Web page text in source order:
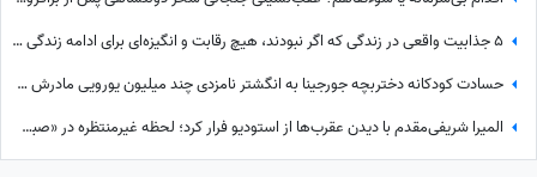
5 جذابیت واقعی در زندگی که اگر نبودند، هیچ رقابت و انگیزه‌ای برای ادامه زندگی وجود نداشت! آخریش از همه مهم‌تره!
حسادت کودکانه دختربچه جورجینا به انگشتر نامزدی چند میلیون یورویی مادرش که رونالدو به او هدیه داده بود!
المیرا شریفی‌مقدم با دیدن عقرب‌ها از استودیو فرار کرد؛ لحظه غیرمنتظره در «صبحانه ایرانی» + ویدئو